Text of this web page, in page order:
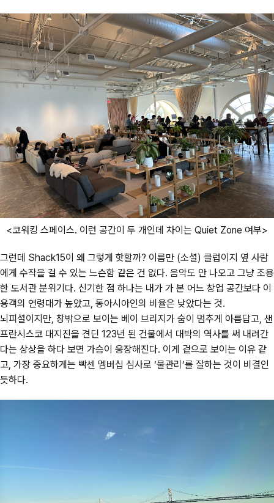
<코워킹 스페이스. 이런 공간이 두 개인데 차이는 Quiet Zone 여부>
그런데 Shack15이 왜 그렇게 핫할까? 이름만 (소셜) 클럽이지 옆 사람
에게 수작을 걸 수 있는 느슨함 같은 건 없다. 음악도 안 나오고 그냥 조용
한 도서관 분위기다. 신기한 점 하나는 내가 가 본 어느 창업 공간보다 이
용객의 연령대가 높았고, 동아시아인의 비율은 낮았다는 것.
뇌피셜이지만, 창밖으로 보이는 베이 브리지가 숨이 멈추게 아름답고, 샌
프란시스코 대지진을 견딘 123년 된 건물에서 대박의 역사를 써 내려간
다는 상상을 하다 보면 가슴이 웅장해진다. 이게 겉으로 보이는 이유 같
고, 가장 중요하게는 빡센 멤버십 심사로 ‘물관리’를 잘하는 것이 비결인
듯하다.